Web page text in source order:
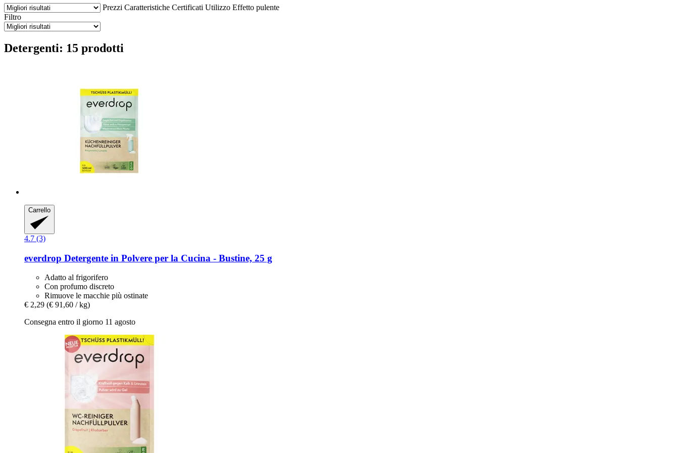
Prezzi Caratteristiche Certificati Utilizzo Effetto pulente
Filtro
Detergenti: 15 prodotti
Carrello
4.7 (3)
everdrop Detergente in Polvere per la Cucina -​ Bustine, 25 g
Adatto al frigorifero
Con profumo discreto
Rimuove le macchie più ostinate
€ 2,29 (€ 91,60 / kg)
Consegna entro il giorno 11 agosto